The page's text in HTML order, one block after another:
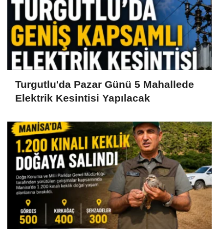
Turgutlu'da Pazar Günü 5 Mahallede
Elektrik Kesintisi Yapılacak